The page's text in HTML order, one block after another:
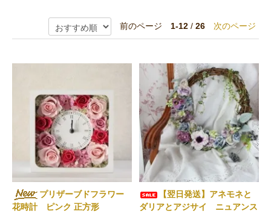
前のページ 1-12 / 26 次のページ
プリザーブドフラワー
花時計 ピンク 正方形
【翌日発送】アネモネと
ダリアとアジサイ ニュアンス